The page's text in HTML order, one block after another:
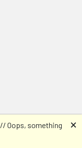
Oops, something
🗙